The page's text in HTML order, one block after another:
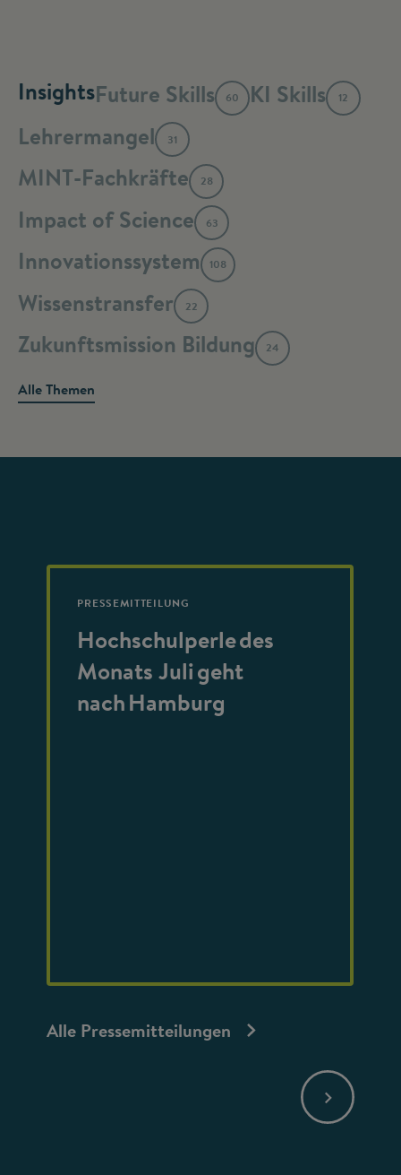
InsightsFuture Skills 60 KI Skills 12
Lehrermangel 31
MINT-Fachkräfte 28
Impact of Science 63
Innovationssystem 108
Wissenstransfer 22
Zukunftsmission Bildung 24
Alle Themen
PRESSEMITTEILUNG
Hochschulperle des
Monats Juli geht
nach Hamburg
Alle Pressemitteilungen